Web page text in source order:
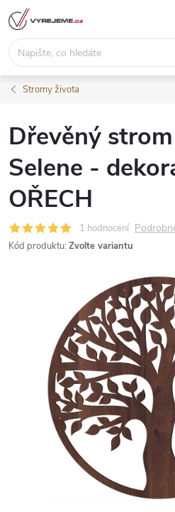
Přejít
na
obsah
Stromy života
Dřevěný
Selene -
OŘECH
1 hodnocení
Kód produktu: Zvolte variantu